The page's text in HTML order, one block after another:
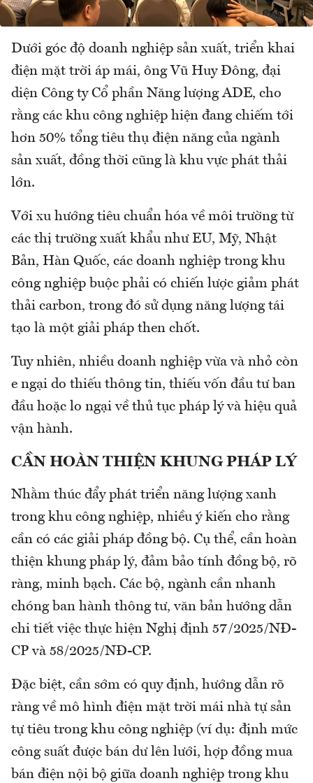
Dưới góc độ doanh nghiệp sản xuất, triển khai
điện mặt trời áp mái, ông Vũ Huy Đông, đại
diện Công ty Cổ phần Năng lượng ADE, cho
rằng các khu công nghiệp hiện đang chiếm tới
hơn 50% tổng tiêu thụ điện năng của ngành
sản xuất, đồng thời cũng là khu vực phát thải
lớn.
Với xu hướng tiêu chuẩn hóa về môi trường từ
các thị trường xuất khẩu như EU, Mỹ, Nhật
Bản, Hàn Quốc, các doanh nghiệp trong khu
công nghiệp buộc phải có chiến lược giảm phát
thải carbon, trong đó sử dụng năng lượng tái
tạo là một giải pháp then chốt.
Tuy nhiên, nhiều doanh nghiệp vừa và nhỏ còn
e ngại do thiếu thông tin, thiếu vốn đầu tư ban
đầu hoặc lo ngại về thủ tục pháp lý và hiệu quả
vận hành.
CẦN HOÀN THIỆN KHUNG PHÁP LÝ
Nhằm thúc đẩy phát triển năng lượng xanh
trong khu công nghiệp, nhiều ý kiến cho rằng
cần có các giải pháp đồng bộ. Cụ thể, cần hoàn
thiện khung pháp lý, đảm bảo tính đồng bộ, rõ
ràng, minh bạch. Các bộ, ngành cần nhanh
chóng ban hành thông tư, văn bản hướng dẫn
chi tiết việc thực hiện Nghị định 57/2025/NĐ-
CP và 58/2025/NĐ-CP.
Đặc biệt, cần sớm có quy định, hướng dẫn rõ
ràng về mô hình điện mặt trời mái nhà tự sản
tự tiêu trong khu công nghiệp (ví dụ: định mức
công suất được bán dư lên lưới, hợp đồng mua
bán điện nội bộ giữa doanh nghiệp trong khu